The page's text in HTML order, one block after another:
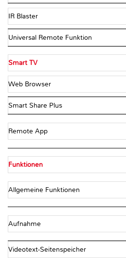
IR Blaster
Universal Remote Funktion
Smart TV
Web Browser
Smart Share Plus
Remote App
Funktionen
Allgemeine Funktionen
Aufnahme
Videotext-Seitenspeicher